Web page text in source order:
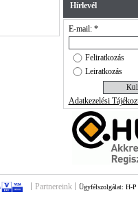
Hírlevél
E-mail: *
Feliratkozás
Leiratkozás
Adatkezelési
Partnereink Ügyfélszolgálat: H-